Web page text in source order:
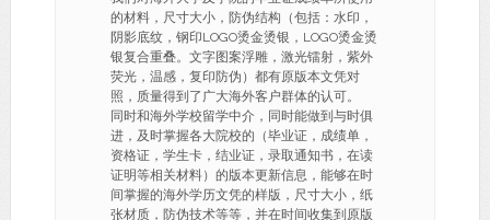
的材料，尺寸大小，防伪结构（包括：水印，
阴影底纹，钢印LOGO烫金烫银，LOGO烫金烫
银复合重叠。文字图案浮雕，激光镭射，紫外
荧光，温感，复印防伪）都有原版本文凭对
照，质量得到了广大海外客户群体的认可。
同时和海外学校留学中介，同时能做到与时俱
进，及时掌握各大院校的（毕业证，成绩单，
资格证，学生卡，结业证，录取通知书，在读
证明等相关材料）的版本更新信息，能够在时
间掌握的海外学历文凭的样版，尺寸大小，纸
张材质，防伪技术等等，并在时间收集到原版